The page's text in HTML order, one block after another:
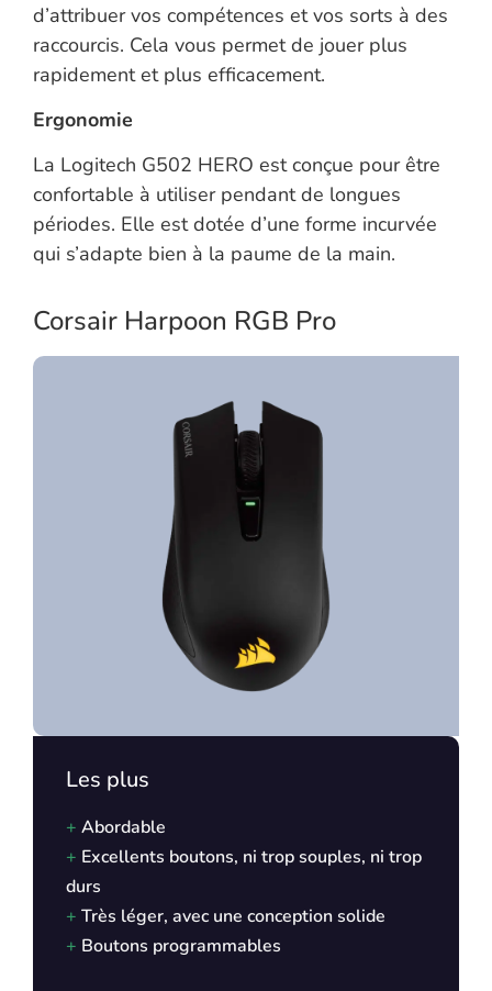
d’attribuer vos compétences et vos sorts à des
raccourcis. Cela vous permet de jouer plus
rapidement et plus efficacement.
Ergonomie
La Logitech G502 HERO est conçue pour être
confortable à utiliser pendant de longues
périodes. Elle est dotée d’une forme incurvée
qui s’adapte bien à la paume de la main.
Corsair Harpoon RGB Pro
Les plus
+ Abordable
+ Excellents boutons, ni trop souples, ni trop
durs
+ Très léger, avec une conception solide
+ Boutons programmables